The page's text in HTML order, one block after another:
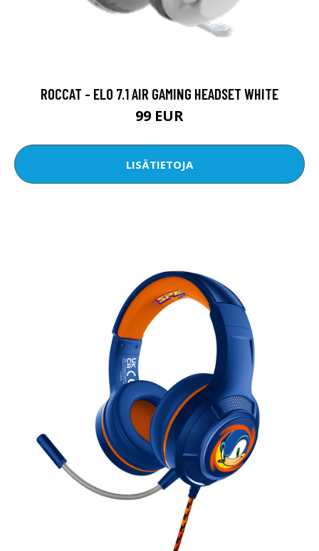
ROCCAT - ELO 7.1 AIR GAMING HEADSET WHITE
99 EUR
LISÄTIETOJA